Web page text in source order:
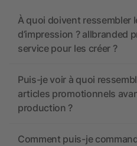
À quoi doivent ressembler
d’impression ? allbranded
service pour les créer ?
Puis-je voir à quoi
articles promotionnels
production ?
Comment puis-je